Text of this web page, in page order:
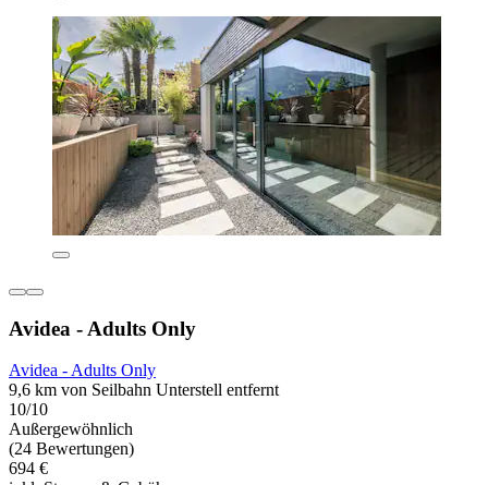
Avidea - Adults Only
Avidea - Adults Only
9,6 km von Seilbahn Unterstell entfernt
10/10
Außergewöhnlich
(24 Bewertungen)
694 €